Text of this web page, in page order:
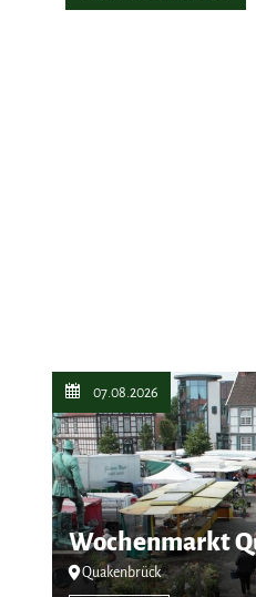
07.08.2026
Wochenmarkt
Quakenbrück